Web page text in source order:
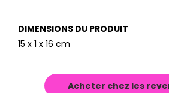
DIMENSIONS DU PRODUIT
15 x 1 x 16 cm
Acheter chez les